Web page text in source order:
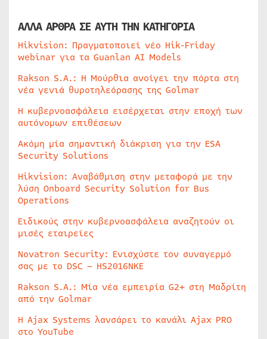
ΑΛΛΑ ΑΡΘΡΑ ΣΕ ΑΥΤΗ ΤΗΝ ΚΑΤΗΓΟΡΙΑ
Hikvision: Πραγματοποιεί νέο Hik-Friday
webinar για τα Guanlan AI Models
Rakson S.A.: Η Μούρθια ανοίγει την πόρτα στη
νέα γενιά θυροτηλεόρασης της Golmar
Η κυβερνοασφάλεια εισέρχεται στην εποχή των
αυτόνομων επιθέσεων
Ακόμη μία σημαντική διάκριση για την ESA
Security Solutions
Hikvision: Αναβάθμιση στην μεταφορά με την
λύση Onboard Security Solution for Bus
Operations
Ειδικούς στην κυβερνοασφάλεια αναζητούν οι
μισές εταιρείες
Novatron Security: Ενισχύστε τον συναγερμό
σας με το DSC – HS2016NKE
Rakson S.A.: Μία νέα εμπειρία G2+ στη Μαδρίτη
από την Golmar
Η Ajax Systems λανσάρει το κανάλι Ajax PRO
στο YouTube